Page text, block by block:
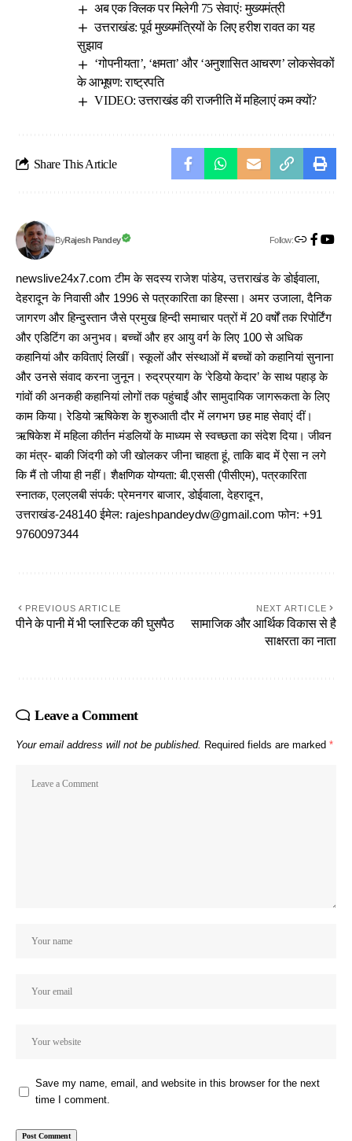
अब एक क्लिक पर मिलेगी 75 सेवाएंः मुख्यमंत्री
उत्तराखंड: पूर्व मुख्यमंत्रियों के लिए हरीश रावत का यह
सुझाव
‘गोपनीयता’, ‘क्षमता’ और ‘अनुशासित आचरण’ लोकसेवकों
के आभूषण: राष्ट्रपति
VIDEO: उत्तराखंड की राजनीति में महिलाएं कम क्यों?
Share This Article
ByRajesh Pandey Follow:
newslive24x7.com टीम के सदस्य राजेश पांडेय, उत्तराखंड के डोईवाला,
देहरादून के निवासी और 1996 से पत्रकारिता का हिस्सा। अमर उजाला, दैनिक
जागरण और हिन्दुस्तान जैसे प्रमुख हिन्दी समाचार पत्रों में 20 वर्षों तक रिपोर्टिंग
और एडिटिंग का अनुभव। बच्चों और हर आयु वर्ग के लिए 100 से अधिक
कहानियां और कविताएं लिखीं। स्कूलों और संस्थाओं में बच्चों को कहानियां सुनाना
और उनसे संवाद करना जुनून। रुद्रप्रयाग के ‘रेडियो केदार’ के साथ पहाड़ के
गांवों की अनकही कहानियां लोगों तक पहुंचाईं और सामुदायिक जागरूकता के लिए
काम किया। रेडियो ऋषिकेश के शुरुआती दौर में लगभग छह माह सेवाएं दीं।
ऋषिकेश में महिला कीर्तन मंडलियों के माध्यम से स्वच्छता का संदेश दिया। जीवन
का मंत्र- बाकी जिंदगी को जी खोलकर जीना चाहता हूं, ताकि बाद में ऐसा न लगे
कि मैं तो जीया ही नहीं। शैक्षणिक योग्यता: बी.एससी (पीसीएम), पत्रकारिता
स्नातक, एलएलबी संपर्क: प्रेमनगर बाजार, डोईवाला, देहरादून,
उत्तराखंड-248140 ईमेल: rajeshpandeydw@gmail.com फोन: +91
9760097344
PREVIOUS ARTICLE
पीने के पानी में भी प्लास्टिक की घुसपैठ
NEXT ARTICLE
सामाजिक और आर्थिक विकास से है
साक्षरता का नाता
Leave a Comment
Your email address will not be published. Required fields are marked *
Save my name, email, and website in this browser for the next
time I comment.